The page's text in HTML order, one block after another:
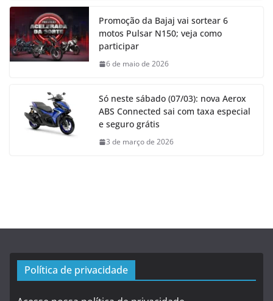
Promoção da Bajaj vai sortear 6
motos Pulsar N150; veja como
participar
6 de maio de 2026
Só neste sábado (07/03): nova Aerox
ABS Connected sai com taxa especial
e seguro grátis
3 de março de 2026
Política de privacidade